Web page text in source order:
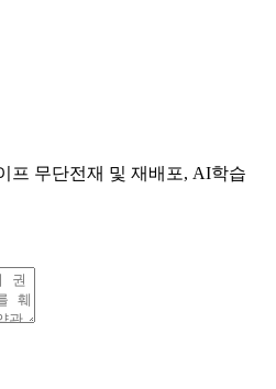
프 무단전재 및 재배포, AI학습